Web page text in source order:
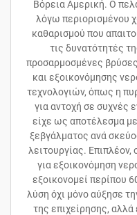
Βόρεια Αμερική. Ο
λόγω περιορισμένου
καθαρισμού που
τις δυνατότητές
προσαρμοσμένες
και εξοικονόμησης
τεχνολογιών, όπως η
για αντοχή σε συχνές
είχε ως αποτέλεσμα
ξεβγάλματος ανά
λειτουργίας. Επιπλέον,
για εξοικονόμηση
εξοικονομεί περίπου
λύση όχι μόνο αύξησε
της επιχείρησης, αλλά